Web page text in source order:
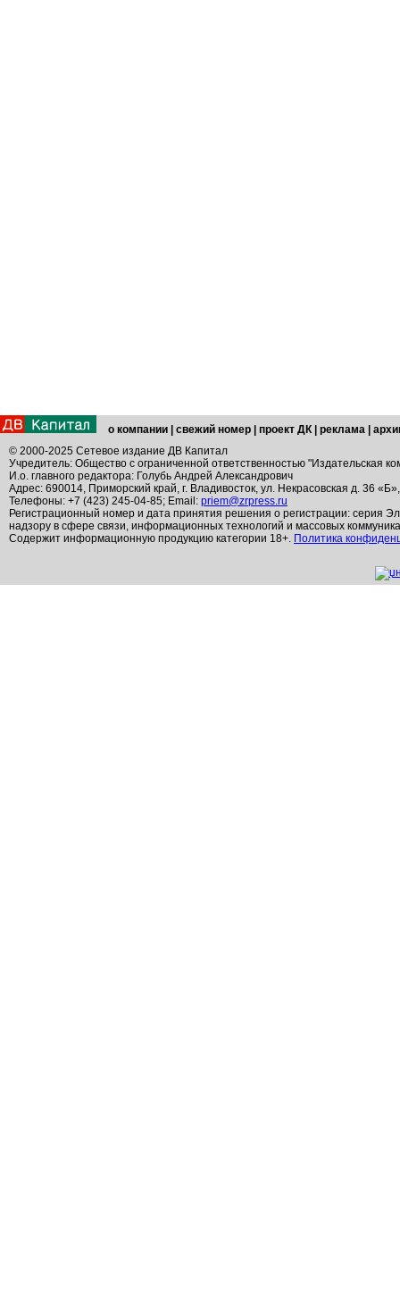
о компании свежий номер проект ДК реклама
© 2000-2025 Сетевое издание ДВ Капитал
Учредитель: Общество с ограниченной ответственностью "Издательская
И.о. главного редактора: Голубь Андрей Александрович
Адрес: 690014, Приморский край, г. Владивосток, ул. Некрасовская д. 36
Телефоны: +7 (423) 245-04-85; Email: priem@zrpress.ru
Регистрационный номер и дата принятия решения о регистрации: серия
надзору в сфере связи, информационных технологий и массовых
Содержит информационную продукцию категории 18+. Политика